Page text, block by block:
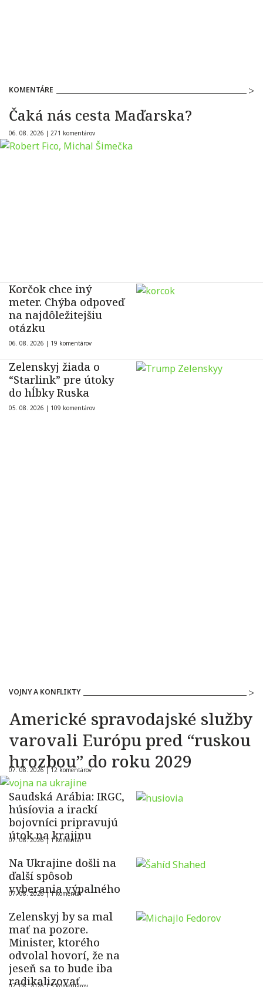
KOMENTÁRE
Čaká nás cesta Maďarska?
06. 08. 2026 | 271 komentárov
Korčok chce iný
meter. Chýba odpoveď
na najdôležitejšiu
otázku
06. 08. 2026 | 19 komentárov
Zelenskyj žiada o
“Starlink” pre útoky
do hĺbky Ruska
05. 08. 2026 | 109 komentárov
VOJNY A KONFLIKTY
Americké spravodajské služby
varovali Európu pred “ruskou
hrozbou” do roku 2029
07. 08. 2026 |12 komentárov
Saudská Arábia: IRGC,
húsíovia a irackí
bojovníci pripravujú
útok na krajinu
07. 08. 2026 | 1 komentár
Na Ukrajine došli na
ďalší spôsob
vyberania výpalného
07. 08. 2026 |1 komentár
Zelenskyj by sa mal
mať na pozore.
Minister, ktorého
odvolal hovorí, že na
jeseň sa to bude iba
radikalizovať